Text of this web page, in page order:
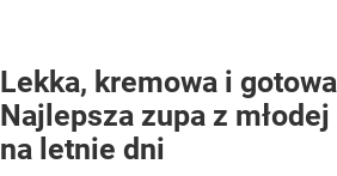
Lekka, kremowa i
Najlepsza zupa z
na letnie dni